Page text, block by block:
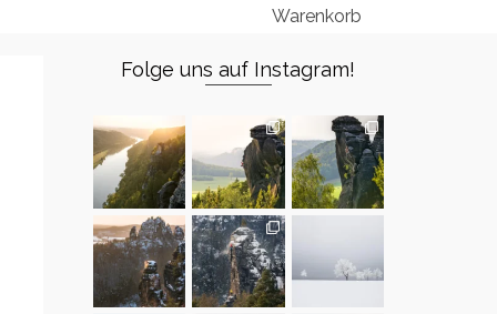
Warenkorb
Folge uns auf Instagram!